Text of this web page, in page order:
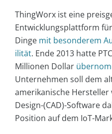
ThingWorx ist eine
Entwicklungsplattform
Dinge mit besonderem
ilität. Ende 2013 hatte
Millionen Dollar
Unternehmen soll dem
amerikanische
Design-(CAD)-Software
Position auf dem IoT-